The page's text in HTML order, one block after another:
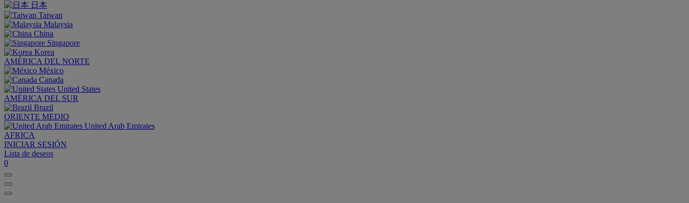
日本
Taiwan
Malaysia
China
Singapore
Korea
AMÉRICA DEL NORTE
México
Canada
United States
AMÉRICA DEL SUR
Brazil
ORIENTE MEDIO
United Arab Emirates
AFRICA
INICIAR SESIÓN
Lista de deseos
0